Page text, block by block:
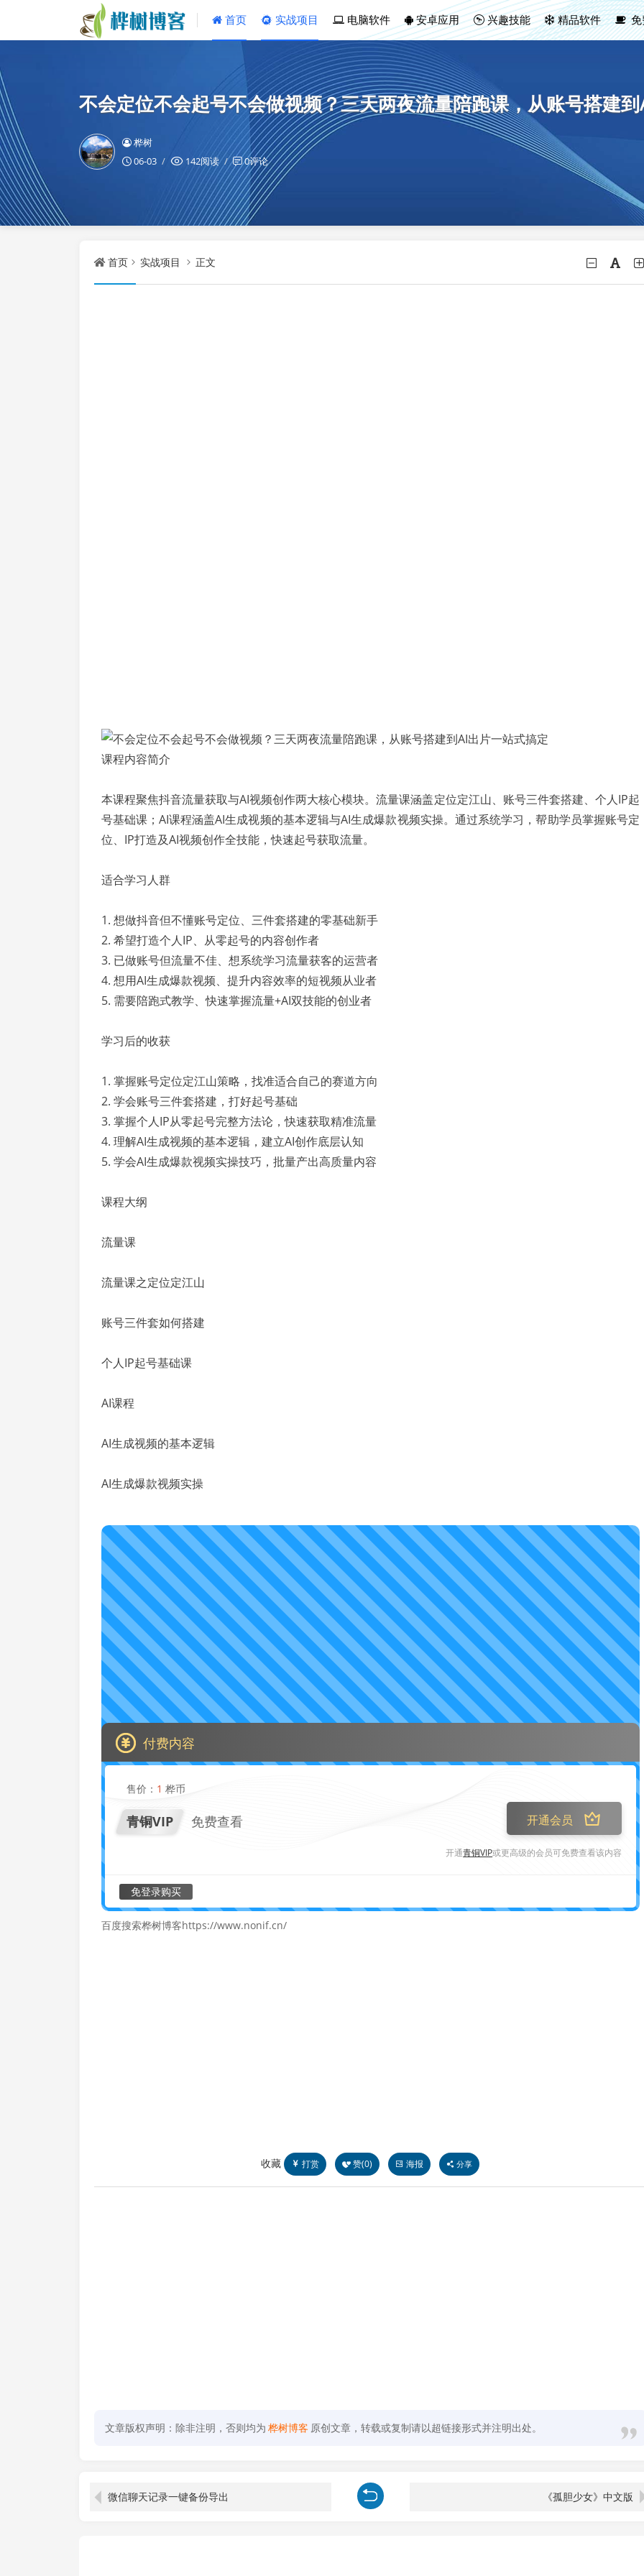
首页 实战项目 电脑软件 安卓应用 兴趣技能 精品软件 免
不会定位不会起号不会做视频？三天两夜流量陪跑课，从账号搭建
桦树
06-03
142阅读 0评论
首页 实战项目 正文
课程内容简介
本课程聚焦抖音流量获取与AI视频创作两大核心模块。流量课涵盖定位定江山、账号三件套搭建、个人IP起
号基础课；AI课程涵盖AI生成视频的基本逻辑与AI生成爆款视频实操。通过系统学习，帮助学员掌握账号定
位、IP打造及AI视频创作全技能，快速起号获取流量。
适合学习人群
1. 想做抖音但不懂账号定位、三件套搭建的零基础新手
2. 希望打造个人IP、从零起号的内容创作者
3. 已做账号但流量不佳、想系统学习流量获客的运营者
4. 想用AI生成爆款视频、提升内容效率的短视频从业者
5. 需要陪跑式教学、快速掌握流量+AI双技能的创业者
学习后的收获
1. 掌握账号定位定江山策略，找准适合自己的赛道方向
2. 学会账号三件套搭建，打好起号基础
3. 掌握个人IP从零起号完整方法论，快速获取精准流量
4. 理解AI生成视频的基本逻辑，建立AI创作底层认知
5. 学会AI生成爆款视频实操技巧，批量产出高质量内容
课程大纲
流量课
流量课之定位定江山
账号三件套如何搭建
个人IP起号基础课
AI课程
AI生成视频的基本逻辑
AI生成爆款视频实操
付费内容
售价： 1 桦币
青铜VIP 免费查看 开通会员
开通青铜VIP或更高级的会员可免费查看该内容
免登录购买
百度搜索桦树博客https://www.nonif.cn/
收藏 打赏 赞(0) 海报 分享
文章版权声明：除非注明，否则均为 桦树博客 原创文章，转载或复制请以超链接形式并注明出处。
微信聊天记录一键备份导出 《孤胆少女》中文版